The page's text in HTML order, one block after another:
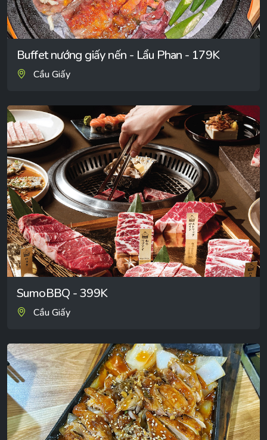
Buffet nướng giấy nến - Lẩu Phan - 179K
Cầu Giấy
SumoBBQ - 399K
Cầu Giấy